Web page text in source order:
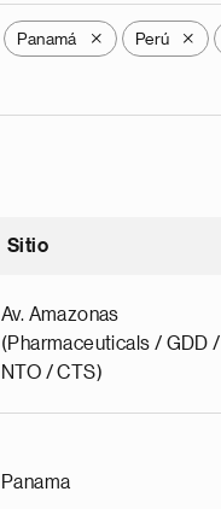
Panamá X Perú X
Sitio
Av. Amazonas
(Pharmaceuticals / GDD /
NTO / CTS)
Panama